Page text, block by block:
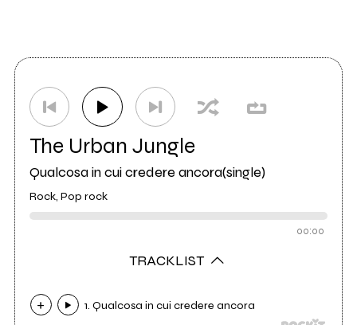
The Urban Jungle
Qualcosa in cui credere ancora(single)
Rock, Pop rock
00:00
TRACKLIST
1. Qualcosa in cui credere ancora